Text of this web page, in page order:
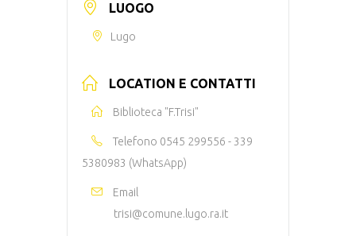
LUOGO
Lugo
LOCATION E CONTATTI
Biblioteca "F.Trisi"
Telefono 0545 299556 - 339
5380983 (WhatsApp)
Email
trisi@comune.lugo.ra.it